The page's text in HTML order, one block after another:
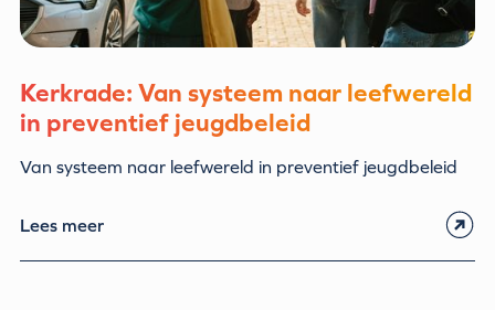
Kerkrade: Van systeem naar leefwereld
in preventief jeugdbeleid
Van systeem naar leefwereld in preventief jeugdbeleid
Lees meer